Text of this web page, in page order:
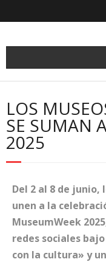
LOS
SE SUMAN
2025
Del 2 al 8 de junio,
unen a la
MuseumWeek
redes sociales
con la cultura» y